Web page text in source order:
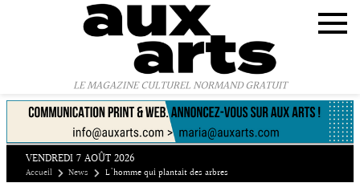
LE MAGAZINE CULTUREL NORMAND GRATUIT
VENDREDI 7 AOÛT 2026
Accueil News L'homme qui plantait des arbres
Panneau de gestion des cookies